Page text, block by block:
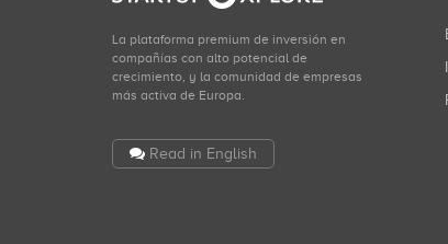
La plataforma premium de inversión en
compañías con alto potencial de
crecimiento, y la comunidad de empresas
más activa de Europa.
Read in English